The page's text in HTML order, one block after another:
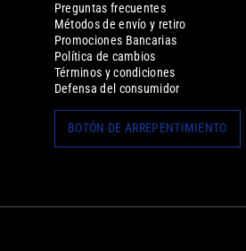
Preguntas frecuentes
Métodos de envío y retiro
Promociones Bancarias
Política de cambios
Términos y condiciones
Defensa del consumidor
BOTÓN DE ARREPENTIMIENTO